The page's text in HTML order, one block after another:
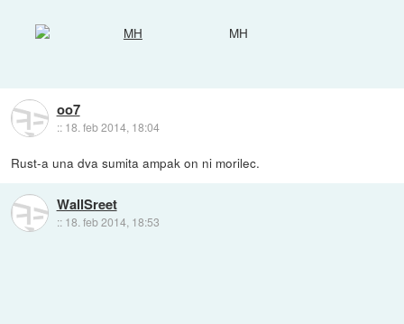
MH
oo7
:: 18. feb 2014, 18:04
Rust-a una dva sumita ampak on ni morilec.
WallSreet
:: 18. feb 2014, 18:53